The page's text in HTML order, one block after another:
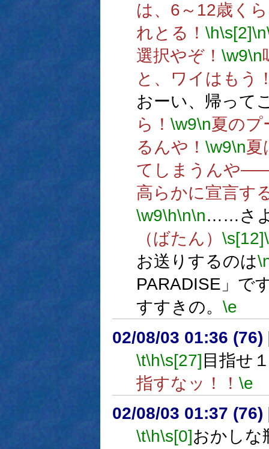
は、6～12歳く
れとる！ \h\s[2]\n
選択やぞ！ \w9\n
と、ワイはもう
おーい、帰って
ら！ \w9\n夏のプ
るんや！ \w9\n夏
てしまうんや
高らかに宣言す
\w9\h\n\n……さ
（ばたん） \s[12]
お送りするのは
PARADISE」で
すすきの。 \e
02/08/03 01:36 (76)
\t\h\s[27] 目指せ
指すなッ！！ \e
02/08/03 01:37 (76)
\t\h\s[0]おかし